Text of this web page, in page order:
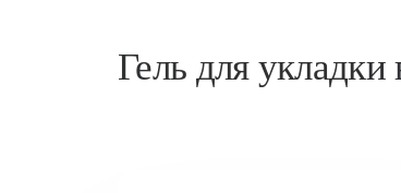
Гель для